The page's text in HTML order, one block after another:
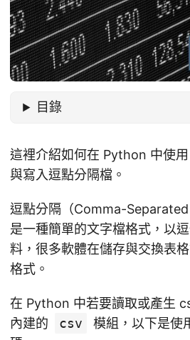
目錄
這裡介紹如何在 Python 中使用
與寫入逗點分隔檔。
逗點分隔（Comma-Separated
是一種簡單的文字檔格式，以
料，很多軟體在儲存與交換表
格式。
在 Python 中若要讀取或產生
內建的
csv
模組，以下是使